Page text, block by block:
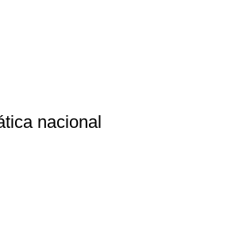
nacional